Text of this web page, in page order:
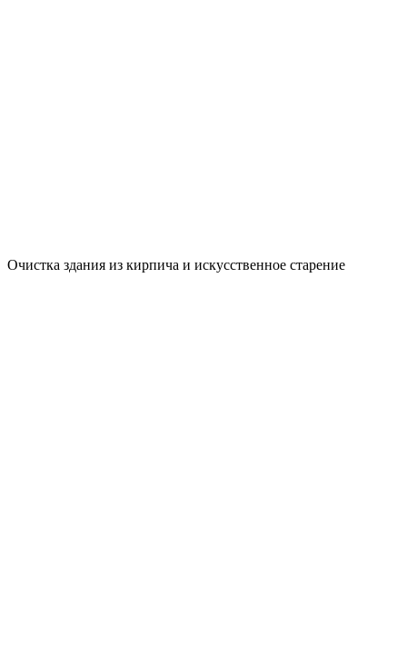
Очистка здания из кирпича и искусственное старение